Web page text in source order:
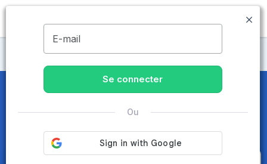
MENU
Maisons de retraite Occitanie
Maisons de retraite et EHPAD
dans l'Aude (11)
E-mail
Se connecter
Ou